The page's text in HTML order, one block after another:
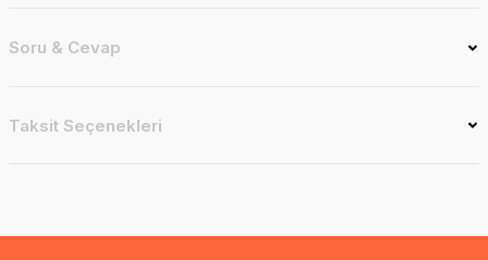
Soru & Cevap
Taksit Seçenekleri